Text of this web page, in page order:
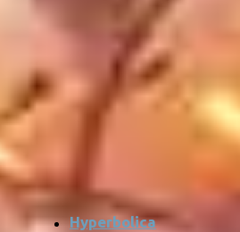
Hyperbolica